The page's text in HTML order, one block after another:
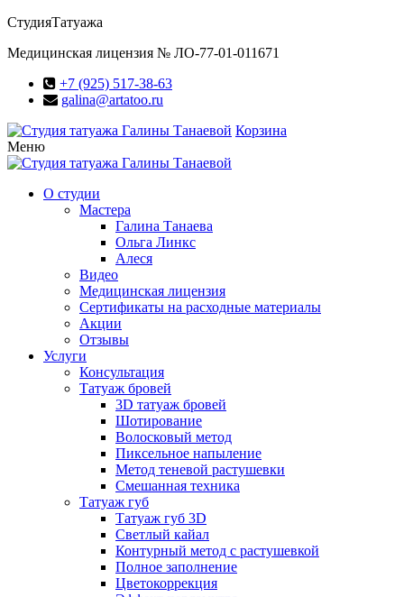
СтудияТатуажа
Медицинская лицензия № ЛО-77-01-011671
+7 (925) 517-38-63
galina@artatoo.ru
Корзина
Меню
О студии
Мастера
Галина Танаева
Ольга Линкс
Алеся
Видео
Медицинская лицензия
Сертификаты на расходные материалы
Акции
Отзывы
Услуги
Консультация
Татуаж бровей
3D татуаж бровей
Шотирование
Волосковый метод
Пиксельное напыление
Метод теневой растушевки
Смешанная техника
Татуаж губ
Татуаж губ 3D
Светлый кайал
Контурный метод с растушевкой
Полное заполнение
Цветокоррекция